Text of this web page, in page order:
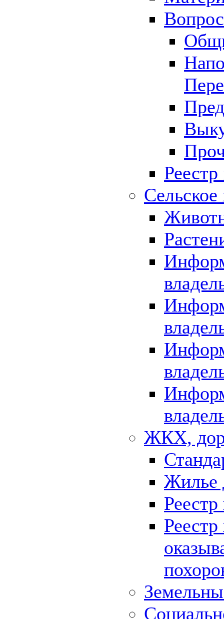
Сельское
ЖКХ,
Жилье